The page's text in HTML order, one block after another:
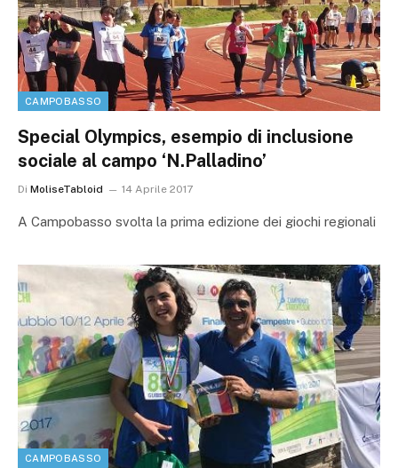
CAMPOBASSO
Special Olympics, esempio di inclusione
sociale al campo ‘N.Palladino’
Di MoliseTabloid 14 Aprile 2017
A Campobasso svolta la prima edizione dei giochi regionali
CAMPOBASSO